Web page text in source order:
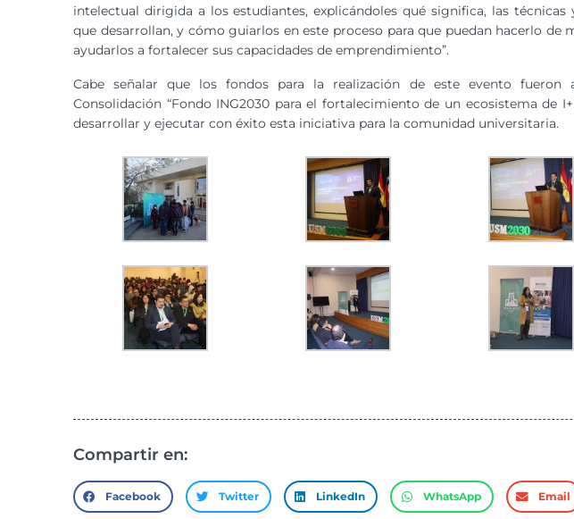
intelectual dirigida a los estudiantes, explicándoles qué significa, las
que desarrollan, y cómo guiarlos en este proceso para que puedan hacerlo de
ayudarlos a fortalecer sus capacidades de emprendimiento”.
Cabe señalar que los fondos para la realización de este evento fueron
Consolidación “Fondo ING2030 para el fortalecimiento de un ecosistema de
desarrollar y ejecutar con éxito esta iniciativa para la comunidad universitaria.
Compartir en:
Facebook Twitter LinkedIn WhatsApp Email